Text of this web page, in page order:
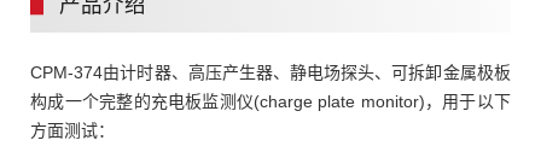
CPM-374由计时器、高压产生器、静电场探头、可拆卸金属极板
构成一个完整的充电板监测仪(charge plate monitor)，用于以下
方面测试：